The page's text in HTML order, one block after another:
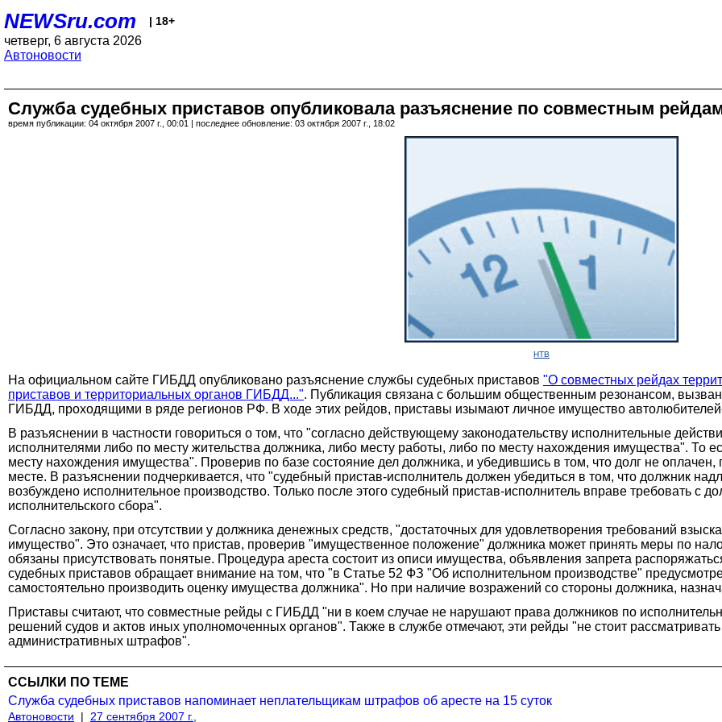
NEWSru.com | 18+
четверг, 6 августа 2026
Автоновости
Служба судебных приставов опубликовала разъяснение по совместным
время публикации: 04 октября 2007 г., 00:01 | последнее обновление: 03 октября 2007 г., 18:02
НТВ
На официальном сайте ГИБДД опубликовано разъяснение службы судебных приставов "О совместных рейдах
приставов и территориальных органов ГИБДД...". Публикация связана с большим общественным резонансом,
ГИБДД, проходящими в ряде регионов РФ. В ходе этих рейдов, приставы изымают личное имущество
В разъяснении в частности говориться о том, что "согласно действующему законодательству исполнительные
исполнителями либо по месту жительства должника, либо месту работы, либо по месту нахождения имущества". То
месту нахождения имущества". Проверив по базе состояние дел должника, и убедившись в том, что долг не оплачен,
месте. В разъяснении подчеркивается, что "судебный пристав-исполнитель должен убедиться в том, что должник
возбуждено исполнительное производство. Только после этого судебный пристав-исполнитель вправе требовать с
исполнительского сбора".
Согласно закону, при отсутствии у должника денежных средств, "достаточных для удовлетворения требований
имущество". Это означает, что пристав, проверив "имущественное положение" должника может принять меры по
обязаны присутствовать понятые. Процедура ареста состоит из описи имущества, объявления запрета
судебных приставов обращает внимание на том, что "в Статье 52 ФЗ "Об исполнительном производстве"
самостоятельно производить оценку имущества должника". Но при наличие возражений со стороны должника,
Приставы считают, что совместные рейды с ГИБДД "ни в коем случае не нарушают права должников по
решений судов и актов иных уполномоченных органов". Также в службе отмечают, эти рейды "не стоит
административных штрафов".
ССЫЛКИ ПО ТЕМЕ
Служба судебных приставов напоминает неплательщикам штрафов об аресте на 15 суток
Автоновости | 27 сентября 2007 г.,